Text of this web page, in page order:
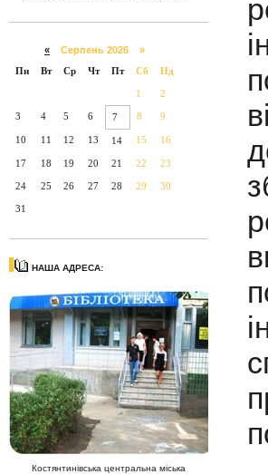
« Серпень 2026 »
Пн
Вт Ср Чт Пт Сб Нд
1 2
3 4 5 6 7 8 9
10 11 12 13 14 15 16
17 18 19 20 21 22 23
24 25 26 27 28 29 30
31
НАША АДРЕСА:
Костянтинівська центральна міська